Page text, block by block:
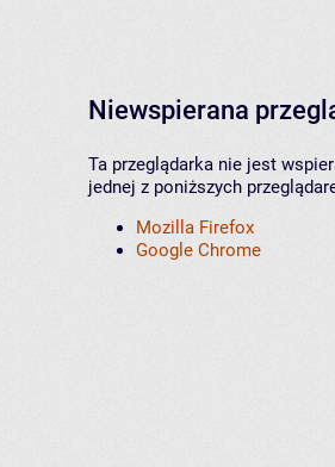
Niewspierana
Ta przeglądarka nie jest
jednej z poniższych
Mozilla Firefox
Google Chrome